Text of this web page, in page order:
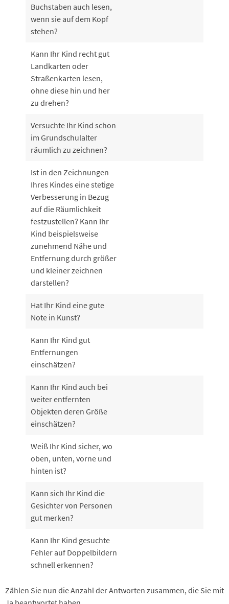
Buchstaben auch lesen,
wenn sie auf dem Kopf
stehen?
Kann Ihr Kind recht gut
Landkarten oder
Straßenkarten lesen,
ohne diese hin und her
zu drehen?
Versuchte Ihr Kind schon
im Grundschulalter
räumlich zu zeichnen?
Ist in den Zeichnungen
Ihres Kindes eine stetige
Verbesserung in Bezug
auf die Räumlichkeit
festzustellen? Kann Ihr
Kind beispielsweise
zunehmend Nähe und
Entfernung durch größer
und kleiner zeichnen
darstellen?
Hat Ihr Kind eine gute
Note in Kunst?
Kann Ihr Kind gut
Entfernungen
einschätzen?
Kann Ihr Kind auch bei
weiter entfernten
Objekten deren Größe
einschätzen?
Weiß Ihr Kind sicher, wo
oben, unten, vorne und
hinten ist?
Kann sich Ihr Kind die
Gesichter von Personen
gut merken?
Kann Ihr Kind gesuchte
Fehler auf Doppelbildern
schnell erkennen?
Zählen Sie nun die Anzahl der Antworten zusammen, die Sie mit